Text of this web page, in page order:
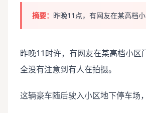
摘要： 昨晚11点，有网友在某高档
昨晚11时许，有网友在某高档小
全没有注意到有人在拍摄。
这辆豪车随后驶入小区地下停车场